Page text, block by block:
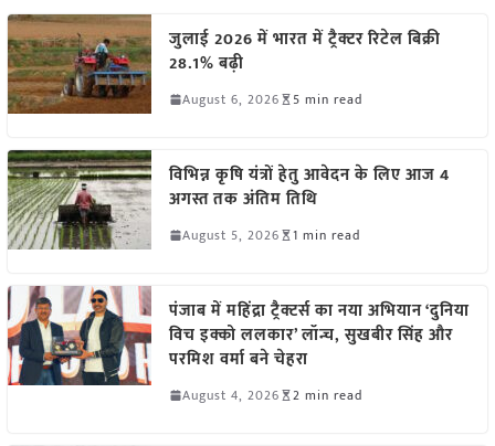
जुलाई 2026 में भारत में ट्रैक्टर रिटेल बिक्री
28.1% बढ़ी
August 6, 2026 5 min read
विभिन्न कृषि यंत्रों हेतु आवेदन के लिए आज 4
अगस्त तक अंतिम तिथि
August 5, 2026 1 min read
पंजाब में महिंद्रा ट्रैक्टर्स का नया अभियान ‘दुनिया
विच इक्को ललकार’ लॉन्च, सुखबीर सिंह और
परमिश वर्मा बने चेहरा
August 4, 2026 2 min read